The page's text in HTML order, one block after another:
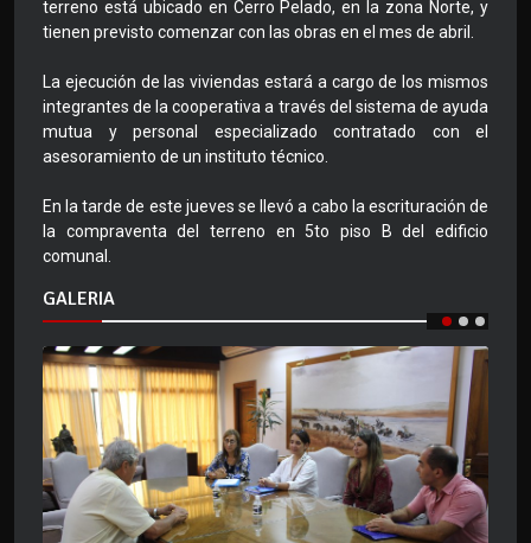
terreno está ubicado en Cerro Pelado, en la zona Norte, y
tienen previsto comenzar con las obras en el mes de abril.
La ejecución de las viviendas estará a cargo de los mismos
integrantes de la cooperativa a través del sistema de ayuda
mutua y personal especializado contratado con el
asesoramiento de un instituto técnico.
En la tarde de este jueves se llevó a cabo la escrituración de
la compraventa del terreno en 5to piso B del edificio
comunal.
GALERIA